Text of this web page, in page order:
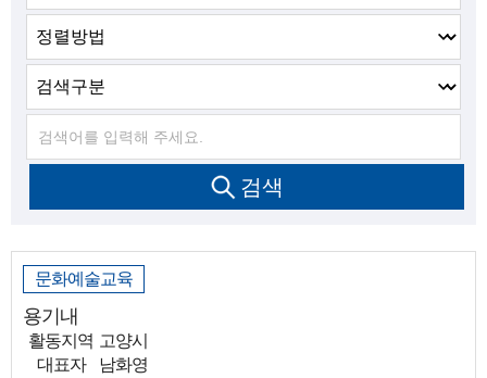
검색
문화예술교육
용기내
활동지역 고양시
대표자
남화영